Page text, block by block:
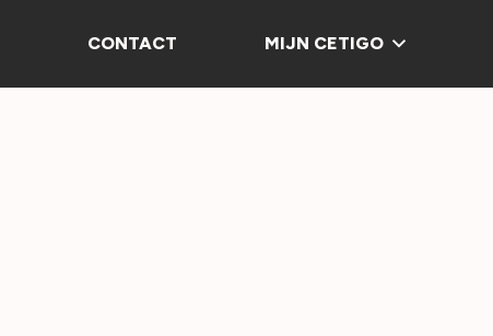
CONTACT MIJN CETIGO